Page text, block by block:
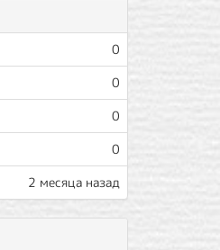
0
0
0
0
2 месяца назад